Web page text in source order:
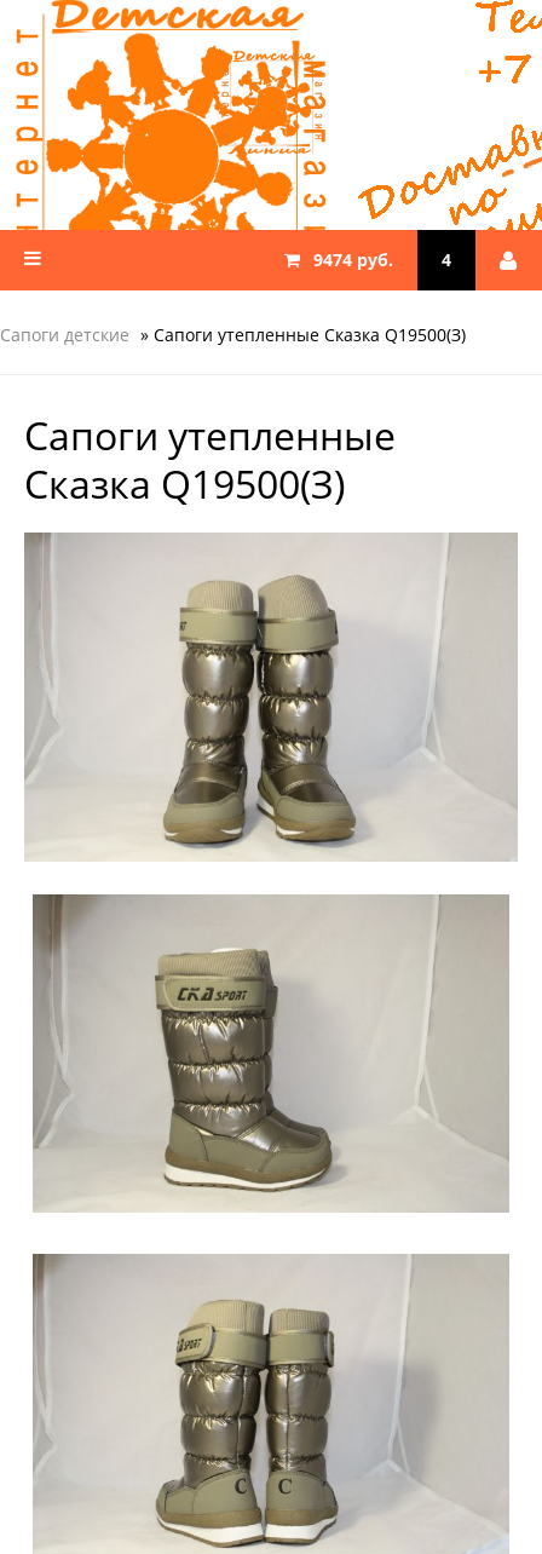
4
9474 руб.
Сапоги детские » Сапоги утепленные Сказка Q19500(З)
Сапоги утепленные
Сказка Q19500(З)